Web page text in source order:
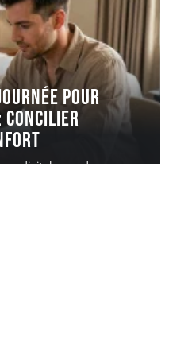
pour
concilier
digital nomad ne se